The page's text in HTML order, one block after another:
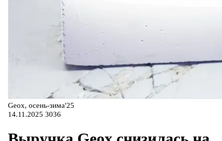
Geox, осень-зима'25
14.11.2025 3036